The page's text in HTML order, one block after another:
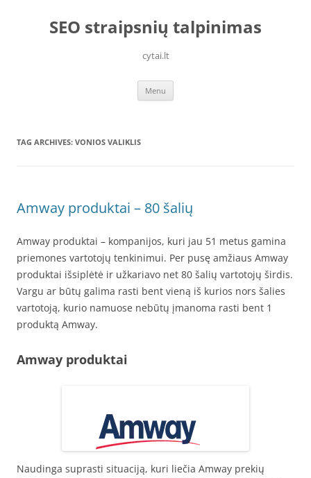
contentSEO straipsnių talpinimas
cytai.lt
Menu
TAG ARCHIVES: VONIOS VALIKLIS
Amway produktai – 80 šalių
Amway produktai – kompanijos, kuri jau 51 metus gamina
priemones vartotojų tenkinimui. Per pusę amžiaus Amway
produktai išsiplėtė ir užkariavo net 80 šalių vartotojų širdis.
Vargu ar būtų galima rasti bent vieną iš kurios nors šalies
vartotoją, kurio namuose nebūtų įmanoma rasti bent 1
produktą Amway.
Amway produktai
Naudinga suprasti situaciją, kuri liečia Amway prekių